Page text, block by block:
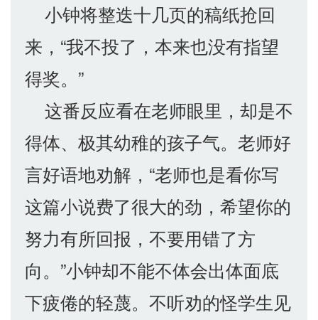
小钟将整迭十几页的稿纸抢回
来，“我不投了，本来也没有指望
得奖。”
这番反应看在老师眼里，却是不
得体、极其幼稚的孩子气。老师好
言好语地劝解，“老师也是看你写
这篇小说费了很大的劲，希望你的
努力有所回报，不要用错了方
向。”小钟却不能不体会出体面底
下疲倦的轻蔑。不听劝的怪学生见